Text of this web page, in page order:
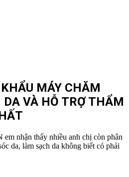
MÁY CHĂM
VÀ HỖ TRỢ THẨM
nhận thấy nhiều anh chị còn phân
da, làm sạch da không biết có phải